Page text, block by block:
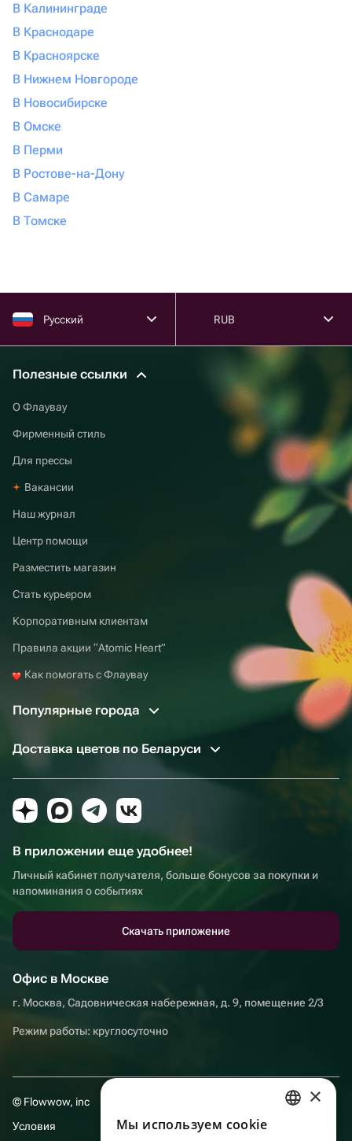
В Калининграде
В Краснодаре
В Красноярске
В Нижнем Новгороде
В Новосибирске
В Омске
В Перми
В Ростове-на-Дону
В Самаре
В Томске
Русский RUB
Полезные ссылки
О Флаувау
Фирменный стиль
Для прессы
Вакансии
Наш журнал
Центр помощи
Разместить магазин
Стать курьером
Корпоративным клиентам
Правила акции “Atomic Heart”
Как помогать с Флаувау
Популярные города
Доставка цветов по Беларуси
В приложении еще удобнее!
Личный кабинет получателя, больше бонусов за покупки и
напоминания о событиях
Скачать приложение
Офис в Москве
г. Москва, Садовническая набережная, д. 9, помещение 2/3
Режим работы: круглосуточно
© Flowwow, inc
Условия
×
Мы используем сookie